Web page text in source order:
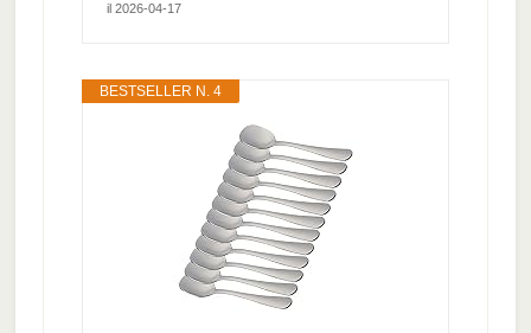
il 2026-04-17
BESTSELLER N. 4